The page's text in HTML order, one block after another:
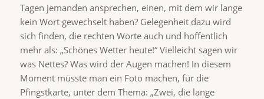
Tagen jemanden ansprechen, einen, mit dem wir lange
kein Wort gewechselt haben? Gelegenheit dazu wird
sich finden, die rechten Worte auch und hoffentlich
mehr als: „Schönes Wetter heute!“ Vielleicht sagen wir
was Nettes? Was wird der Augen machen! In diesem
Moment müsste man ein Foto machen, für die
Pfingstkarte, unter dem Thema: „Zwei, die lange